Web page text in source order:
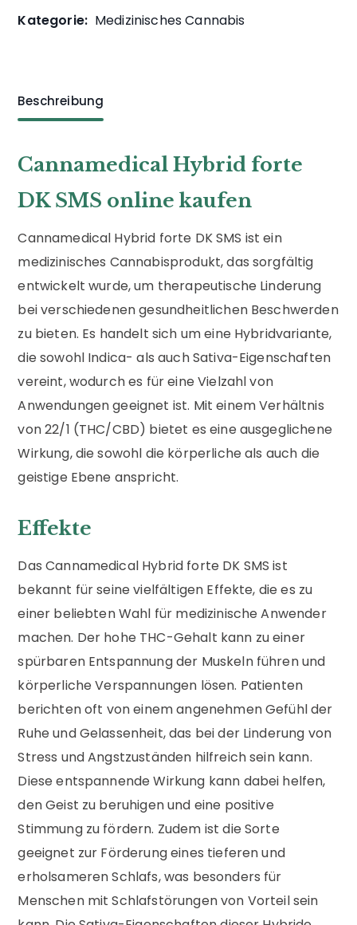
Kategorie: Medizinisches Cannabis
Beschreibung
Cannamedical Hybrid forte
DK SMS online kaufen
Cannamedical Hybrid forte DK SMS ist ein
medizinisches Cannabisprodukt, das sorgfältig
entwickelt wurde, um therapeutische Linderung
bei verschiedenen gesundheitlichen Beschwerden
zu bieten. Es handelt sich um eine Hybridvariante,
die sowohl Indica- als auch Sativa-Eigenschaften
vereint, wodurch es für eine Vielzahl von
Anwendungen geeignet ist. Mit einem Verhältnis
von 22/1 (THC/CBD) bietet es eine ausgeglichene
Wirkung, die sowohl die körperliche als auch die
geistige Ebene anspricht.
Effekte
Das Cannamedical Hybrid forte DK SMS ist
bekannt für seine vielfältigen Effekte, die es zu
einer beliebten Wahl für medizinische Anwender
machen. Der hohe THC-Gehalt kann zu einer
spürbaren Entspannung der Muskeln führen und
körperliche Verspannungen lösen. Patienten
berichten oft von einem angenehmen Gefühl der
Ruhe und Gelassenheit, das bei der Linderung von
Stress und Angstzuständen hilfreich sein kann.
Diese entspannende Wirkung kann dabei helfen,
den Geist zu beruhigen und eine positive
Stimmung zu fördern. Zudem ist die Sorte
geeignet zur Förderung eines tieferen und
erholsameren Schlafs, was besonders für
Menschen mit Schlafstörungen von Vorteil sein